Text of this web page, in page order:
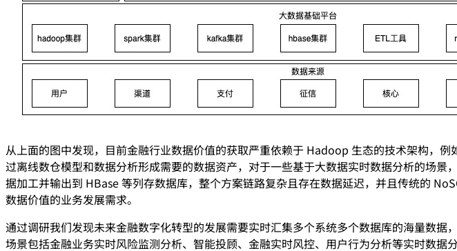
从上面的图中发现，目前金融行业数据价值的获取严重依赖于 Hadoop 生态的技术架构，
过离线数仓模型和数据分析形成需要的数据资产，对于一些基于大数据实时数据分析的场
据加工并输出到 HBase 等列存数据库，整个方案链路复杂且存在数据延迟，并且传统的
数据价值的业务发展需求。
通过调研我们发现未来金融数字化转型的发展需要实时汇集多个系统多个数据库的海量数
场景包括金融业务实时风险监测分析、智能投顾、金融实时风控、用户行为分析等实时数